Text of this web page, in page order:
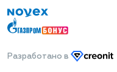
Разработано в